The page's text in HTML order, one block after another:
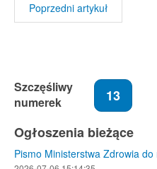
Poprzedni artykuł
Szczęśliwy
numerek
13
Ogłoszenia bieżące
Pismo Ministerstwa Zdrowia